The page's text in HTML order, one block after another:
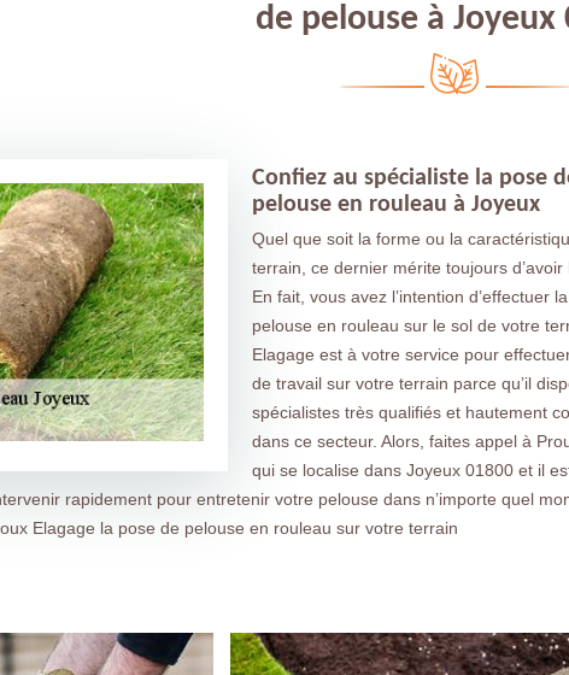
de pelouse à Joyeux
Confiez au spécialiste la pose
pelouse en rouleau à Joyeux
Quel que soit la forme ou la
terrain, ce dernier mérite toujours d’avoir
En fait, vous avez l’intention d’effectuer
pelouse en rouleau sur le sol de votre
Elagage est à votre service pour
de travail sur votre terrain parce qu’il
spécialistes très qualifiés et hautement
dans ce secteur. Alors, faites appel à
qui se localise dans Joyeux 01800 et il
rapidement pour entretenir votre pelouse dans n’importe quel
Elagage la pose de pelouse en rouleau sur votre terrain